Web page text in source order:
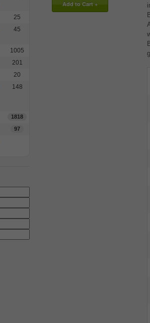
25
45
1005
201
20
148
1818
97